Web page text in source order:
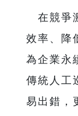
在競爭
效率、降
為企業永
傳統人工
易出錯，